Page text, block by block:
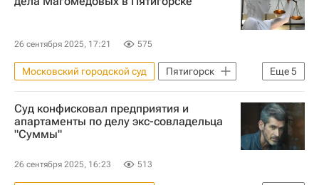
26 сентября 2025, 17:21 575
Еще5
Московский городской суд
Пятигорск
Сумма
Земельные участки
Криминал
Зиявудин Магомедов
Объединенная зерновая компания
Суд конфисковал предприятия и
апартаменты по делу экс-совладельца
"Суммы"
26 сентября 2025, 16:23 513